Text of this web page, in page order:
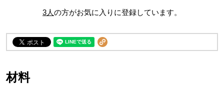
3人の方がお気に入りに登録しています。
材料